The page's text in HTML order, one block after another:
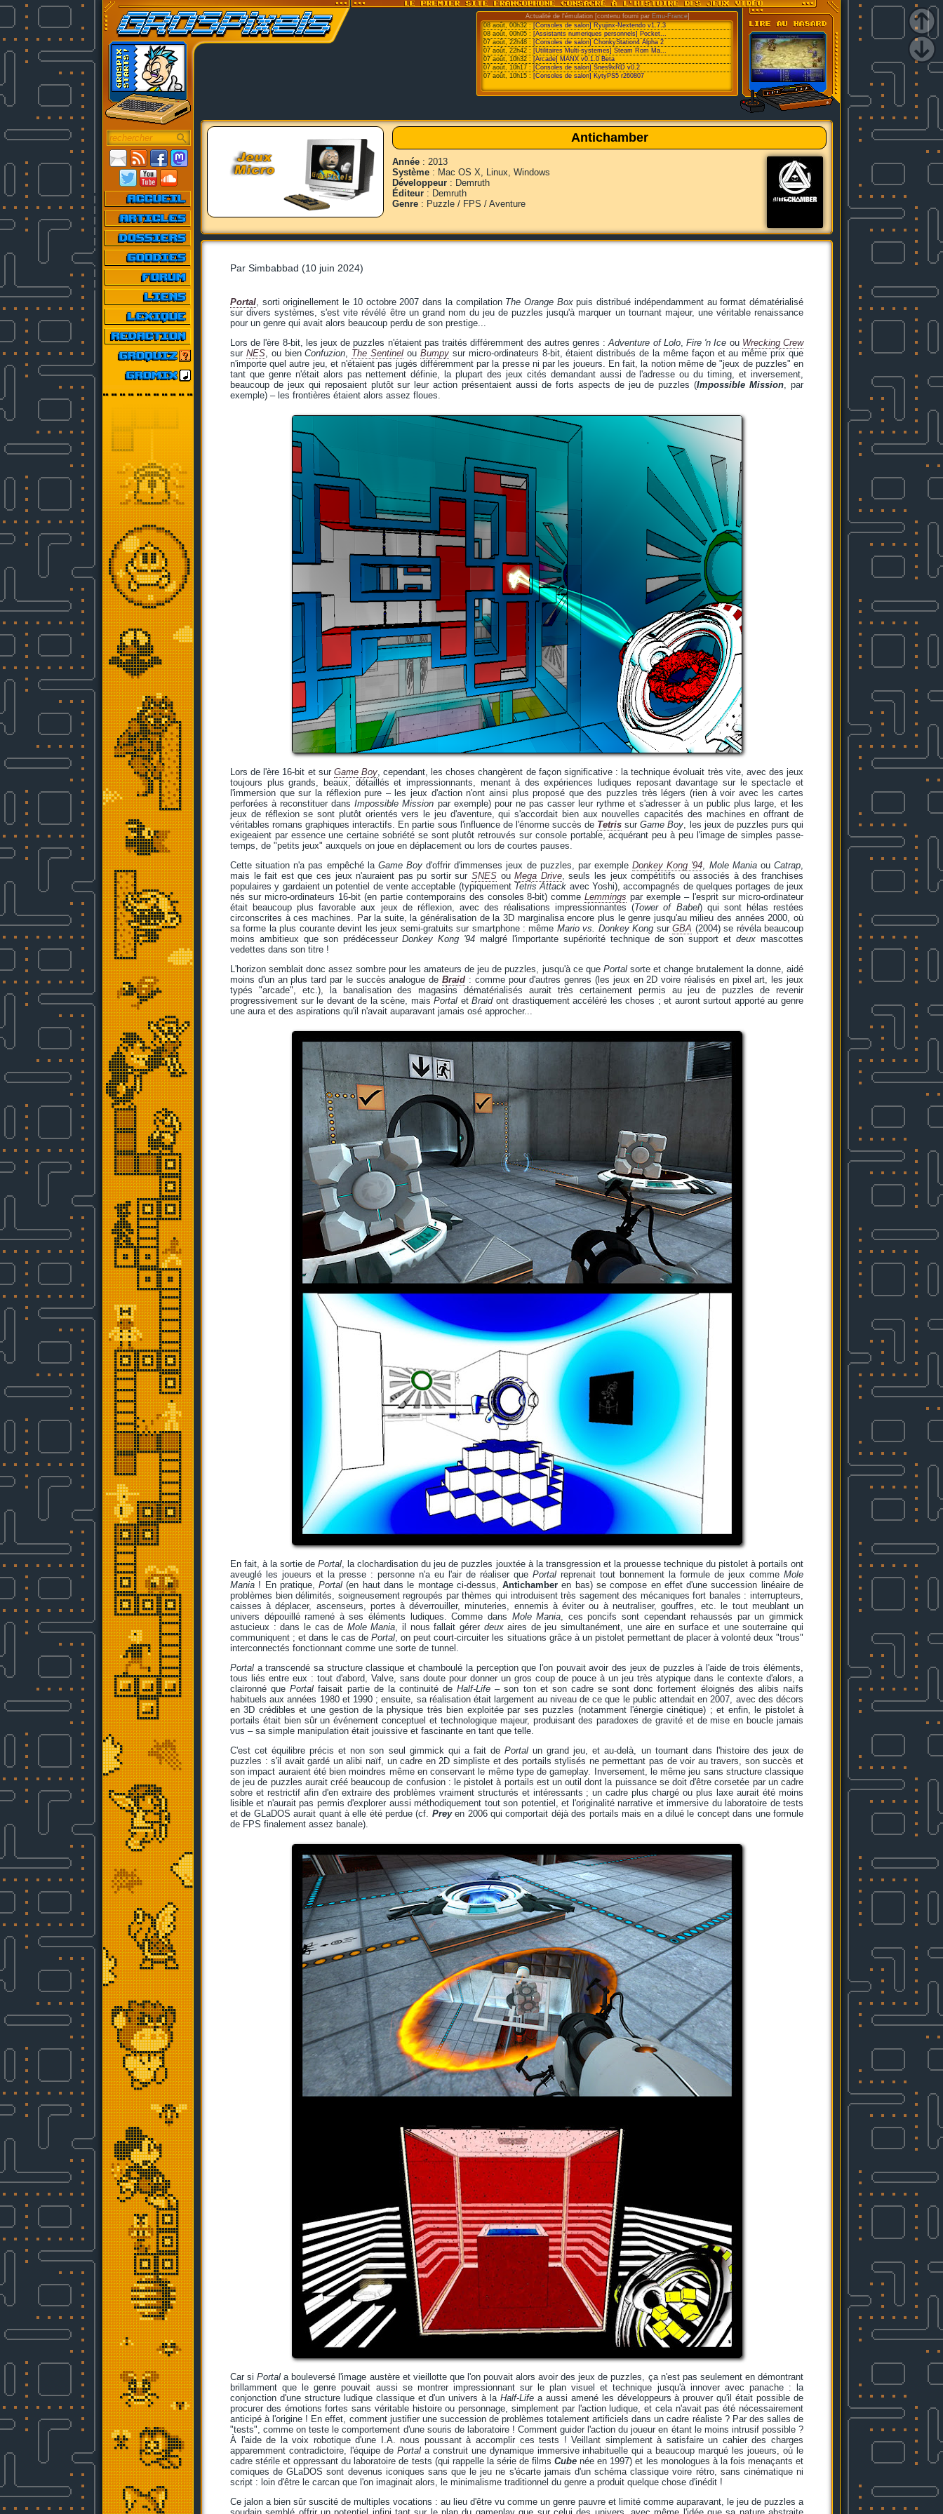
Actualité de l'émulation [contenu fourni par Emu-France]
08 août, 00h32 :[Consoles de salon] Ryujinx-Nextendo v1.7.3
08 août, 00h05 : [Assistants numeriques personnels] Pocket...
07 août, 22h48 : [Consoles de salon] ChonkyStation4 Alpha 2
07 août, 22h42 : [Utilitaires Multi-systemes] Steam Rom Ma...
07 août, 10h32 : [Arcade] MANX v0.1.0 Beta
07 août, 10h17 : [Consoles de salon] Snes9xRD v0.2
07 août, 10h15 : [Consoles de salon] KytyPS5 r260807
Antichamber
Année : 2013
Système : Mac OS X, Linux, Windows
Développeur : Demruth
Éditeur : Demruth
Genre : Puzzle / FPS / Aventure
Par Simbabbad (10 juin 2024)
Portal, sorti originellement le 10 octobre 2007 dans la compilation The Orange Boxpuis distribué indépendamment au format dématérialisé
sur divers systèmes, s'est vite révélé être un grand nom du jeu de puzzles jusqu'à marquer un tournant majeur, une véritable renaissance
pour un genre qui avait alors beaucoup perdu de son prestige...
Lors de l'ère 8-bit, les jeux de puzzles n'étaient pas traités différemment des autres genres :Adventure of Lolo, Fire 'n Ice ou Wrecking Crew
sur NES, ou bienConfuzion, The Sentinel ou Bumpysur micro-ordinateurs 8-bit, étaient distribués de la même façon et au même prix que
n'importe quel autre jeu, et n'étaient pas jugés différemment par la presse ni par les joueurs. En fait, la notion même de "jeux de puzzles" en
tant que genre n'était alors pas nettement définie, la plupart des jeux cités demandant aussi de l'adresse ou du timing, et inversement,
beaucoup de jeux qui reposaient plutôt sur leur action présentaient aussi de forts aspects de jeu de puzzles (Impossible Mission, par
exemple) – les frontières étaient alors assez floues.
Lors de l'ère 16-bit et sur Game Boy, cependant, les choses changèrent de façon significative : la technique évoluait très vite, avec des jeux
toujours plus grands, beaux, détaillés et impressionnants, menant à des expériences ludiques reposant davantage sur le spectacle et
l'immersion que sur la réflexion pure – les jeux d'action n'ont ainsi plus proposé que des puzzles très légers (rien à voir avec les cartes
perforées à reconstituer dansImpossible Mission par exemple) pour ne pas casser leur rythme et s'adresser à un public plus large, et les
jeux de réflexion se sont plutôt orientés vers le jeu d'aventure, qui s'accordait bien aux nouvelles capacités des machines en offrant de
véritables romans graphiques interactifs. En partie sous l'influence de l'énorme succès de Tetris surGame Boy, les jeux de puzzles purs qui
exigeaient par essence une certaine sobriété se sont plutôt retrouvés sur console portable, acquérant peu à peu l'image de simples passe-
temps, de "petits jeux" auxquels on joue en déplacement ou lors de courtes pauses.
Cette situation n'a pas empêché la Game Boy d'offrir d'immenses jeux de puzzles, par exempleDonkey Kong '94, Mole ManiaouCatrap,
mais le fait est que ces jeux n'auraient pas pu sortir sur SNES ouMega Drive, seuls les jeux compétitifs ou associés à des franchises
populaires y gardaient un potentiel de vente acceptable (typiquement Tetris Attack avec Yoshi), accompagnés de quelques portages de jeux
nés sur micro-ordinateurs 16-bit (en partie contemporains des consoles 8-bit) commeLemmings par exemple – l'esprit sur micro-ordinateur
était beaucoup plus favorable aux jeux de réflexion, avec des réalisations impressionnantes (Tower of Babel) qui sont hélas restées
circonscrites à ces machines. Par la suite, la généralisation de la 3D marginalisa encore plus le genre jusqu'au milieu des années 2000, où
sa forme la plus courante devint les jeux semi-gratuits sur smartphone : même Mario vs. Donkey Kong surGBA (2004) se révéla beaucoup
moins ambitieux que son prédécesseurDonkey Kong '94 malgré l'importante supériorité technique de son support etdeux mascottes
vedettes dans son titre !
L'horizon semblait donc assez sombre pour les amateurs de jeu de puzzles, jusqu'à ce que Portalsorte et change brutalement la donne, aidé
moins d'un an plus tard par le succès analogue deBraid : comme pour d'autres genres (les jeux en 2D voire réalisés en pixel art, les jeux
typés "arcade", etc.), la banalisation des magasins dématérialisés aurait très certainement permis au jeu de puzzles de revenir
progressivement sur le devant de la scène, maisPortal etBraidont drastiquement accéléré les choses ; et auront surtout apporté au genre
une aura et des aspirations qu'il n'avait auparavant jamais osé approcher...
En fait, à la sortie dePortal, la clochardisation du jeu de puzzles jouxtée à la transgression et la prouesse technique du pistolet à portails ont
aveuglé les joueurs et la presse : personne n'a eu l'air de réaliser que Portal reprenait tout bonnement la formule de jeux comme Mole
Mania ! En pratique,Portal (en haut dans le montage ci-dessus,Antichamber en bas) se compose en effet d'une succession linéaire de
problèmes bien délimités, soigneusement regroupés par thèmes qui introduisent très sagement des mécaniques fort banales : interrupteurs,
caisses à déplacer, ascenseurs, portes à déverrouiller, minuteries, ennemis à éviter ou à neutraliser, gouffres, etc. le tout meublant un
univers dépouillé ramené à ses éléments ludiques. Comme dans Mole Mania, ces poncifs sont cependant rehaussés par un gimmick
astucieux : dans le cas de Mole Mania, il nous fallait gérer deuxaires de jeu simultanément, une aire en surface et une souterraine qui
communiquent ; et dans le cas dePortal, on peut court-circuiter les situations grâce à un pistolet permettant de placer à volonté deux "trous"
interconnectés fonctionnant comme une sorte de tunnel.
Portal a transcendé sa structure classique et chamboulé la perception que l'on pouvait avoir des jeux de puzzles à l'aide de trois éléments,
tous liés entre eux : tout d'abord, Valve, sans doute pour donner un gros coup de pouce à un jeu très atypique dans le contexte d'alors, a
claironné quePortal faisait partie de la continuité deHalf-Life – son ton et son cadre se sont donc fortement éloignés des alibis naïfs
habituels aux années 1980 et 1990 ; ensuite, sa réalisation était largement au niveau de ce que le public attendait en 2007, avec des décors
en 3D crédibles et une gestion de la physique très bien exploitée par ses puzzles (notamment l'énergie cinétique) ; et enfin, le pistolet à
portails était bien sûr un événement conceptuel et technologique majeur, produisant des paradoxes de gravité et de mise en boucle jamais
vus – sa simple manipulation était jouissive et fascinante en tant que telle.
C'est cet équilibre précis et non son seul gimmick qui a fait dePortal un grand jeu, et au-delà, un tournant dans l'histoire des jeux de
puzzles : s'il avait gardé un alibi naïf, un cadre en 2D simpliste et des portails stylisés ne permettant pas de voir au travers, son succès et
son impact auraient été bien moindres même en conservant le même type de gameplay. Inversement, le même jeu sans structure classique
de jeu de puzzles aurait créé beaucoup de confusion : le pistolet à portails est un outil dont la puissance se doit d'être corsetée par un cadre
sobre et restrictif afin d'en extraire des problèmes vraiment structurés et intéressants ; un cadre plus chargé ou plus laxe aurait été moins
lisible et n'aurait pas permis d'explorer aussi méthodiquement tout son potentiel, et l'originalité narrative et immersive du laboratoire de tests
et de GLaDOS aurait quant à elle été perdue (cf. Preyen 2006 qui comportait déjà des portails mais en a dilué le concept dans une formule
de FPS finalement assez banale).
Car siPortal a bouleversé l'image austère et vieillotte que l'on pouvait alors avoir des jeux de puzzles, ça n'est pas seulement en démontrant
brillamment que le genre pouvait aussi se montrer impressionnant sur le plan visuel et technique jusqu'à innover avec panache : la
conjonction d'une structure ludique classique et d'un univers à laHalf-Life a aussi amené les développeurs à prouver qu'il était possible de
procurer des émotions fortes sans véritable histoire ou personnage, simplement par l'action ludique, et cela n'avait pas été nécessairement
anticipé à l'origine ! En effet, comment justifier une succession de problèmes totalement artificiels dans un cadre réaliste ? Par des salles de
"tests", comme on teste le comportement d'une souris de laboratoire ! Comment guider l'action du joueur en étant le moins intrusif possible ?
À l'aide de la voix robotique d'une I.A. nous poussant à accomplir ces tests ! Veillant simplement à satisfaire un cahier des charges
apparemment contradictoire, l'équipe de Portala construit une dynamique immersive inhabituelle qui a beaucoup marqué les joueurs, où le
cadre stérile et oppressant du laboratoire de tests (qui rappelle la série de filmsCube née en 1997) et les monologues à la fois menaçants et
comiques de GLaDOS sont devenus iconiques sans que le jeu ne s'écarte jamais d'un schéma classique voire rétro, sans cinématique ni
script : loin d'être le carcan que l'on imaginait alors, le minimalisme traditionnel du genre a produit quelque chose d'inédit !
Ce jalon a bien sûr suscité de multiples vocations : au lieu d'être vu comme un genre pauvre et limité comme auparavant, le jeu de puzzles a